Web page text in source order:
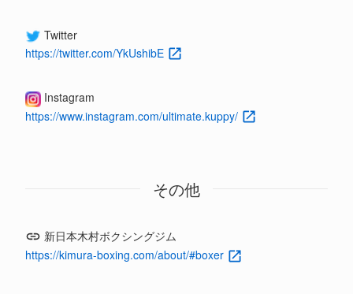
Twitter
https://twitter.com/YkUshibE
Instagram
https://www.instagram.com/ultimate.kuppy/
その他
新日本木村ボクシングジム
https://kimura-boxing.com/about/#boxer